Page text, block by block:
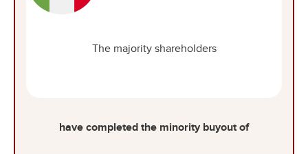
The majority shareholders
have completed the minority buyout of